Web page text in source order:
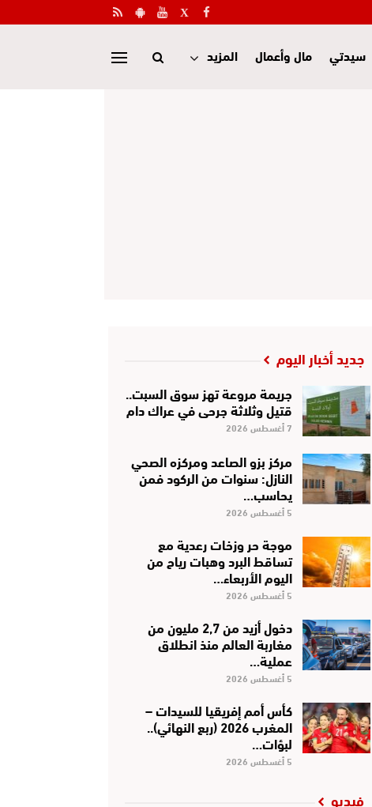
سيدتي مال وأعمال المزيد
جديد أخبار اليوم
جريمة مروعة تهز سوق السبت..
قتيل وثلاثة جرحى في عراك دام
7 أغسطس 2026
مركز بزو الصاعد ومركزه الصحي
النازل: سنوات من الركود فمن
يحاسب…
5 أغسطس 2026
موجة حر وزخات رعدية مع
تساقط البرد وهبات رياح من
اليوم الأربعاء…
5 أغسطس 2026
دخول أزيد من 2,7 مليون من
مغاربة العالم منذ انطلاق
عملية…
5 أغسطس 2026
كأس أمم إفريقيا للسيدات –
المغرب 2026 (ربع النهائي)..
لبؤات…
5 أغسطس 2026
فيديو